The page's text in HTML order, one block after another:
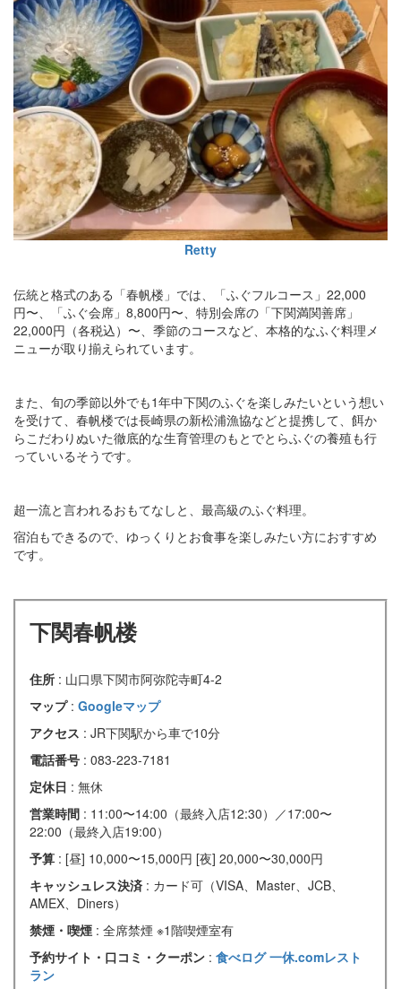
Retty
伝統と格式のある「春帆楼」では、「ふぐフルコース」22,000
円〜、「ふぐ会席」8,800円〜、特別会席の「下関満関善席」
22,000円（各税込）〜、季節のコースなど、本格的なふぐ料理メ
ニューが取り揃えられています。
また、旬の季節以外でも1年中下関のふぐを楽しみたいという想い
を受けて、春帆楼では長崎県の新松浦漁協などと提携して、餌か
らこだわりぬいた徹底的な生育管理のもとでとらふぐの養殖も行
っていいるそうです。
超一流と言われるおもてなしと、最高級のふぐ料理。
宿泊もできるので、ゆっくりとお食事を楽しみたい方におすすめ
です。
下関春帆楼
住所 : 山口県下関市阿弥陀寺町4-2
マップ : Googleマップ
アクセス : JR下関駅から車で10分
電話番号 : 083-223-7181
定休日 : 無休
営業時間 : 11:00〜14:00（最終入店12:30）／17:00〜
22:00（最終入店19:00）
予算 : [昼] 10,000〜15,000円 [夜] 20,000〜30,000円
キャッシュレス決済 : カード可（VISA、Master、JCB、
AMEX、Diners）
禁煙・喫煙 : 全席禁煙 ※1階喫煙室有
予約サイト・口コミ・クーポン : 食べログ一休.comレスト
ラン